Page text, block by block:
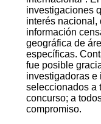
investigaciones
interés nacional,
información
geográfica de
específicas.
fue posible
investigadoras e
seleccionados a
concurso; a
compromiso.